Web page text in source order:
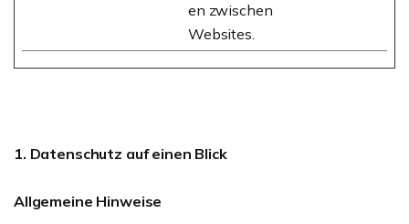
en zwischen
Websites.
1. Datenschutz auf einen Blick
Allgemeine Hinweise